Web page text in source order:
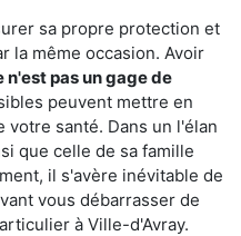
sa propre protection et
la même occasion. Avoir
n'est pas un gage de
peuvent mettre en
santé. Dans un l'élan
que celle de sa famille
il s'avère inévitable de
vous débarrasser de
à Ville-d'Avray.